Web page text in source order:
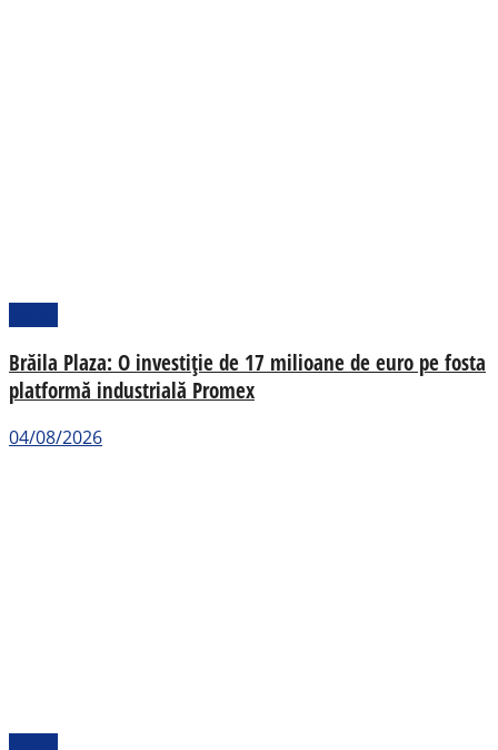
Brăila Plaza: O investiție de 17 milioane de euro pe fosta
platformă industrială Promex
04/08/2026